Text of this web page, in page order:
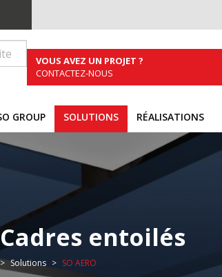
VOUS AVEZ UN PROJET ?
CONTACTEZ-NOUS
GROUP SOLUTIONS RÉALISATIONS
Cadres entoilés
Vous êtes ici :
Solutions SO AERO